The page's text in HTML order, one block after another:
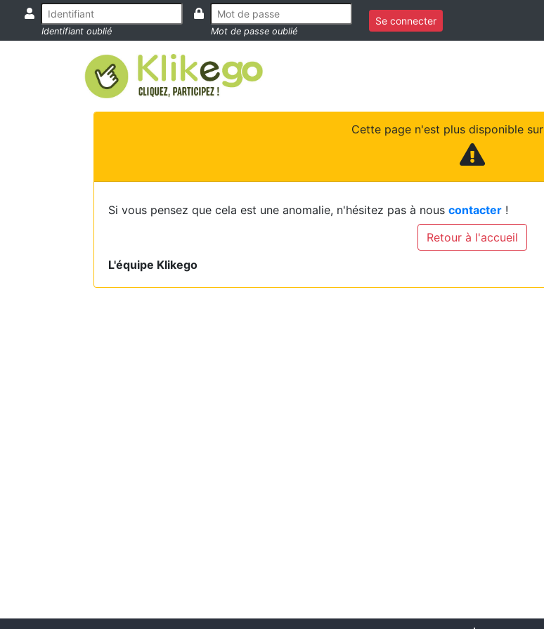
Identifiant oublié Mot de passe oublié
Se connecter
Cette page n'est plus disponible sur
Si vous pensez que cela est une anomalie, n'hésitez pas à nous contacter !
Retour à l'accueil
L'équipe Klikego